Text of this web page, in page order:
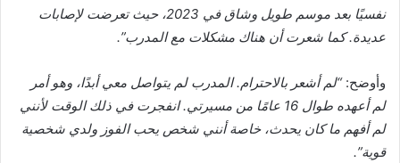
نفسيًا بعد موسم طويل وشاق في 2023، حيث تعرضت لإصابات
عديدة. كما شعرت أن هناك مشكلات مع المدرب”.
وأوضح:“لم أشعر بالاحترام. المدرب لم يتواصل معي أبدًا، وهو أمر
لم أعهده طوال 16 عامًا من مسيرتي. انفجرت في ذلك الوقت لأنني
لم أفهم ما كان يحدث، خاصة أنني شخص يحب الفوز ولدي شخصية
قوية”.